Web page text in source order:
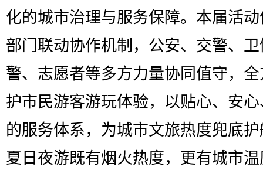
化的城市治理与服务保障。本届活
部门联动协作机制，公安、交警、
警、志愿者等多方力量协同值守，
护市民游客游玩体验，以贴心、安
的服务体系，为城市文旅热度兜底
夏日夜游既有烟火热度，更有城市